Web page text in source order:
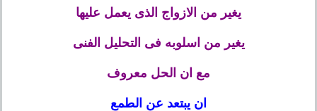
يغير من الازواج الذى يعمل عليها
يغير من اسلوبه فى التحليل الفنى
مع ان الحل معروف
ان يبتعد عن الطمع